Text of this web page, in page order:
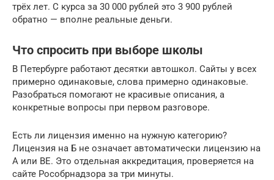
трёх лет. С курса за 30 000 рублей это 3 900 рублей
обратно — вполне реальные деньги.
Что спросить при выборе школы
В Петербурге работают десятки автошкол. Сайты у всех
примерно одинаковые, слова примерно одинаковые.
Разобраться помогают не красивые описания, а
конкретные вопросы при первом разговоре.
Есть ли лицензия именно на нужную категорию?
Лицензия на Б не означает автоматически лицензию на
А или ВЕ. Это отдельная аккредитация, проверяется на
сайте Рособрнадзора за три минуты.